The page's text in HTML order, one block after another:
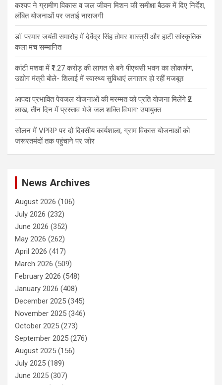
कश्यप ने ग्रामीण विकास व जल जीवन मिशन की समीक्षा बैठक में दिए निर्देश,
लंबित योजनाओं पर जताई नाराजगी
डॉ. परमार जयंती समारोह में देवेंद्र सिंह तोमर शास्त्री और हाटी सांस्कृतिक
कला मंच सम्मानित
कांटी मशवा में ₹1.27 करोड़ की लागत से बने पीएचसी भवन का लोकार्पण,
उद्योग मंत्री बोले- शिलाई में स्वास्थ्य सुविधाएं लगातार हो रहीं मजबूत
आपदा प्रभावित पेयजल योजनाओं की मरम्मत को प्रति योजना मिलेंगे ₹2
लाख, तीन दिन में प्रस्ताव भेजे जल शक्ति विभाग: उपायुक्त
सोलन में VPRP पर दो दिवसीय कार्यशाला, ग्राम विकास योजनाओं को
जरूरतमंदों तक पहुंचाने पर जोर
News Archives
August 2026 (106)
July 2026 (232)
June 2026 (352)
May 2026 (262)
April 2026 (417)
March 2026 (509)
February 2026 (548)
January 2026 (408)
December 2025 (345)
November 2025 (346)
October 2025 (273)
September 2025 (276)
August 2025 (156)
July 2025 (189)
June 2025 (307)